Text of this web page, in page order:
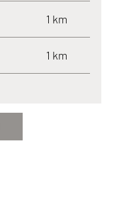
1 km
1 km